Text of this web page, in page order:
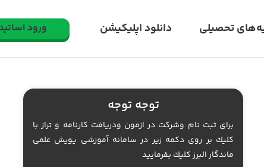
تحصیلی دانلود اپلیکیشن ورود
توجه توجه
براى ثبت نام وشركت در ازمون ودريافت كارنامه و تراز با
كليك بر روى دكمه زير در سامانه آموزشى يويش علمى
ماندگار البرز كليك بفرماييد